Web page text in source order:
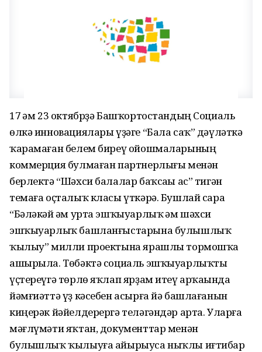
17 һәм 23 октябрҙә Башҡортостандың Социаль
өлкә инновациялары үҙәге “Бала саҡ” дәүләткә
ҡарамаған белем биреү ойошмаларының
коммерция булмаған партнерлығы менән
берлектә “Шәхси балалар баҡсаһы ас” тигән
темаға оҫталыҡ класы үткәрә. Бушлай сара
“Бәләкәй һәм урта эшҡыуарлыҡ һәм шәхси
эшҡыуарлыҡ башланғыстарына булышлыҡ
ҡылыу” милли проектына ярашлы тормошҡа
ашырыла. Төбәктә социаль эшҡыуарлыҡты
үҫтереүгә төрлө яҡлап ярҙам итеү арҡаһында
йәмғиәттә үҙ кәсебен асырға йә башлағанын
киңерәк йәйелдерергә теләгәндәр арта. Уларға
мәғлүмәти яҡтан, документтар менән
булышлыҡ ҡылыуға айырыуса ныҡлы иғтибар